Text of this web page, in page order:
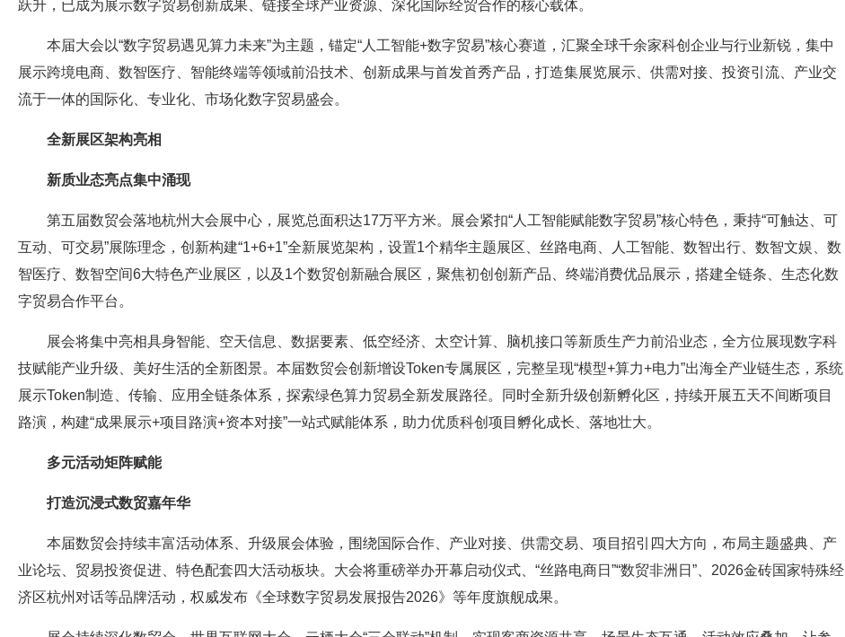
跃升，已成为展示数字贸易创新成果、链接全球产业资源、深化国际经贸合作的核心载体。
本届大会以“数字贸易遇见算力未来”为主题，锚定“人工智能+数字贸易”核心赛道，汇聚全球千余家科创企业与行业新锐，集中
展示跨境电商、数智医疗、智能终端等领域前沿技术、创新成果与首发首秀产品，打造集展览展示、供需对接、投资引流、产业交
流于一体的国际化、专业化、市场化数字贸易盛会。
全新展区架构亮相
新质业态亮点集中涌现
第五届数贸会落地杭州大会展中心，展览总面积达17万平方米。展会紧扣“人工智能赋能数字贸易”核心特色，秉持“可触达、可
互动、可交易”展陈理念，创新构建“1+6+1”全新展览架构，设置1个精华主题展区、丝路电商、人工智能、数智出行、数智文娱、数
智医疗、数智空间6大特色产业展区，以及1个数贸创新融合展区，聚焦初创创新产品、终端消费优品展示，搭建全链条、生态化数
字贸易合作平台。
展会将集中亮相具身智能、空天信息、数据要素、低空经济、太空计算、脑机接口等新质生产力前沿业态，全方位展现数字科
技赋能产业升级、美好生活的全新图景。本届数贸会创新增设Token专属展区，完整呈现“模型+算力+电力”出海全产业链生态，系统
展示Token制造、传输、应用全链条体系，探索绿色算力贸易全新发展路径。同时全新升级创新孵化区，持续开展五天不间断项目
路演，构建“成果展示+项目路演+资本对接”一站式赋能体系，助力优质科创项目孵化成长、落地壮大。
多元活动矩阵赋能
打造沉浸式数贸嘉年华
本届数贸会持续丰富活动体系、升级展会体验，围绕国际合作、产业对接、供需交易、项目招引四大方向，布局主题盛典、产
业论坛、贸易投资促进、特色配套四大活动板块。大会将重磅举办开幕启动仪式、“丝路电商日”“数贸非洲日”、2026金砖国家特殊经
济区杭州对话等品牌活动，权威发布《全球数字贸易发展报告2026》等年度旗舰成果。